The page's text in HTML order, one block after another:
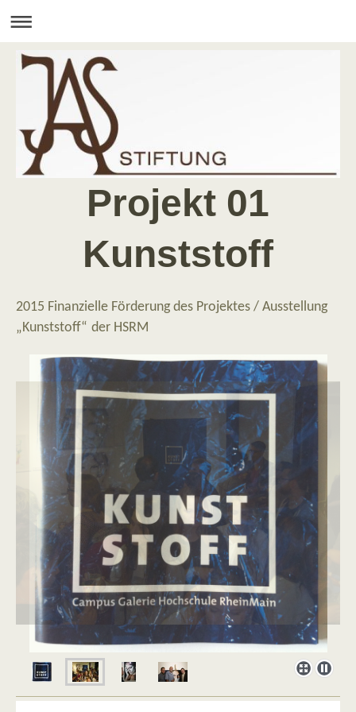
Projekt 01
Kunststoff
2015 Finanzielle Förderung des Projektes / Ausstellung
„Kunststoff“ der HSRM